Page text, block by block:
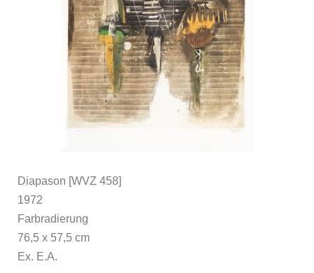
Diapason [WVZ 458]
1972
Farbradierung
76,5 x 57,5 cm
Ex. E.A.